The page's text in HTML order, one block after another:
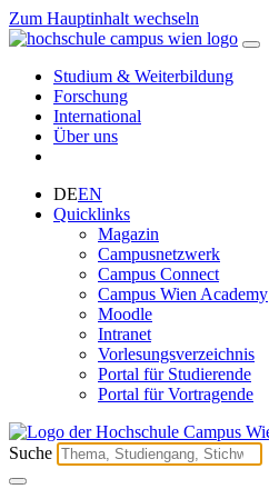
Zum Hauptinhalt wechseln
Studium & Weiterbildung
Forschung
International
Über uns
DEEN
Quicklinks
Magazin
Campusnetzwerk
Campus Connect
Campus Wien Academy
Moodle
Intranet
Vorlesungsverzeichnis
Portal für Studierende
Portal für Vortragende
Suche